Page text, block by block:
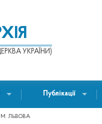
УКРАЇНИ)
Публікації
М. ЛЬВОВА